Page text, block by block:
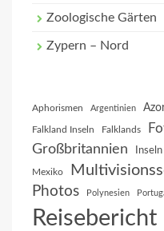
Zoologische Gärten
Zypern – Nord
Aphorismen Argentinien
Falkland Inseln Falklands
Großbritannien Inseln
Mexiko
Photos Polynesien
Reisebericht